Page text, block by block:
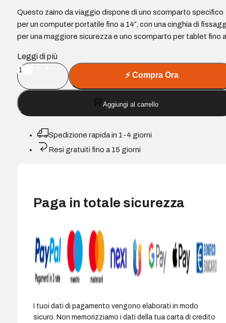
Questo zaino da viaggio dispone di uno scomparto specifico
per un computer portatile fino a 14″, con una cinghia di
per una maggiore sicurezza e uno scomparto per tablet fino a
Leggi di più
Urban
Factory
Heavee
Green
Zaino
viaggio
Colore
Grigio
quantità
⚡Compra Ora
Aggiungi al carrello
Spedizione rapida in 1-4 giorni
Resi gratuiti fino a 15 giorni
Paga in totale sicurezza
I tuoi dati di pagamento vengono elaborati in modo
sicuro. Non memorizziamo i dati della tua carta di credito